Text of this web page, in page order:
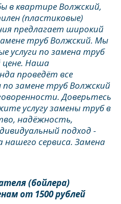
в квартире Волжский,
(пластиковые)
предлагает широкий
труб Волжский. Мы
услуги по замена труб
цене. Наша
проведёт все
замене труб Волжский
Доверьтесь
услугу замены труб в
надёжность,
подход -
сервиса. Замена
(бойлера)
от 1500 рублей